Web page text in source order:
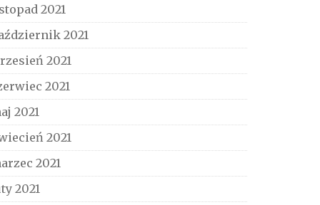
2021
2021
2021
2021
2021
2021
2021
2021